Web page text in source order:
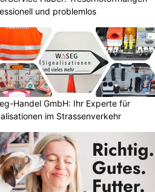
und problemlos
Handel GmbH: Ihr Experte für
im Strassenverkehr